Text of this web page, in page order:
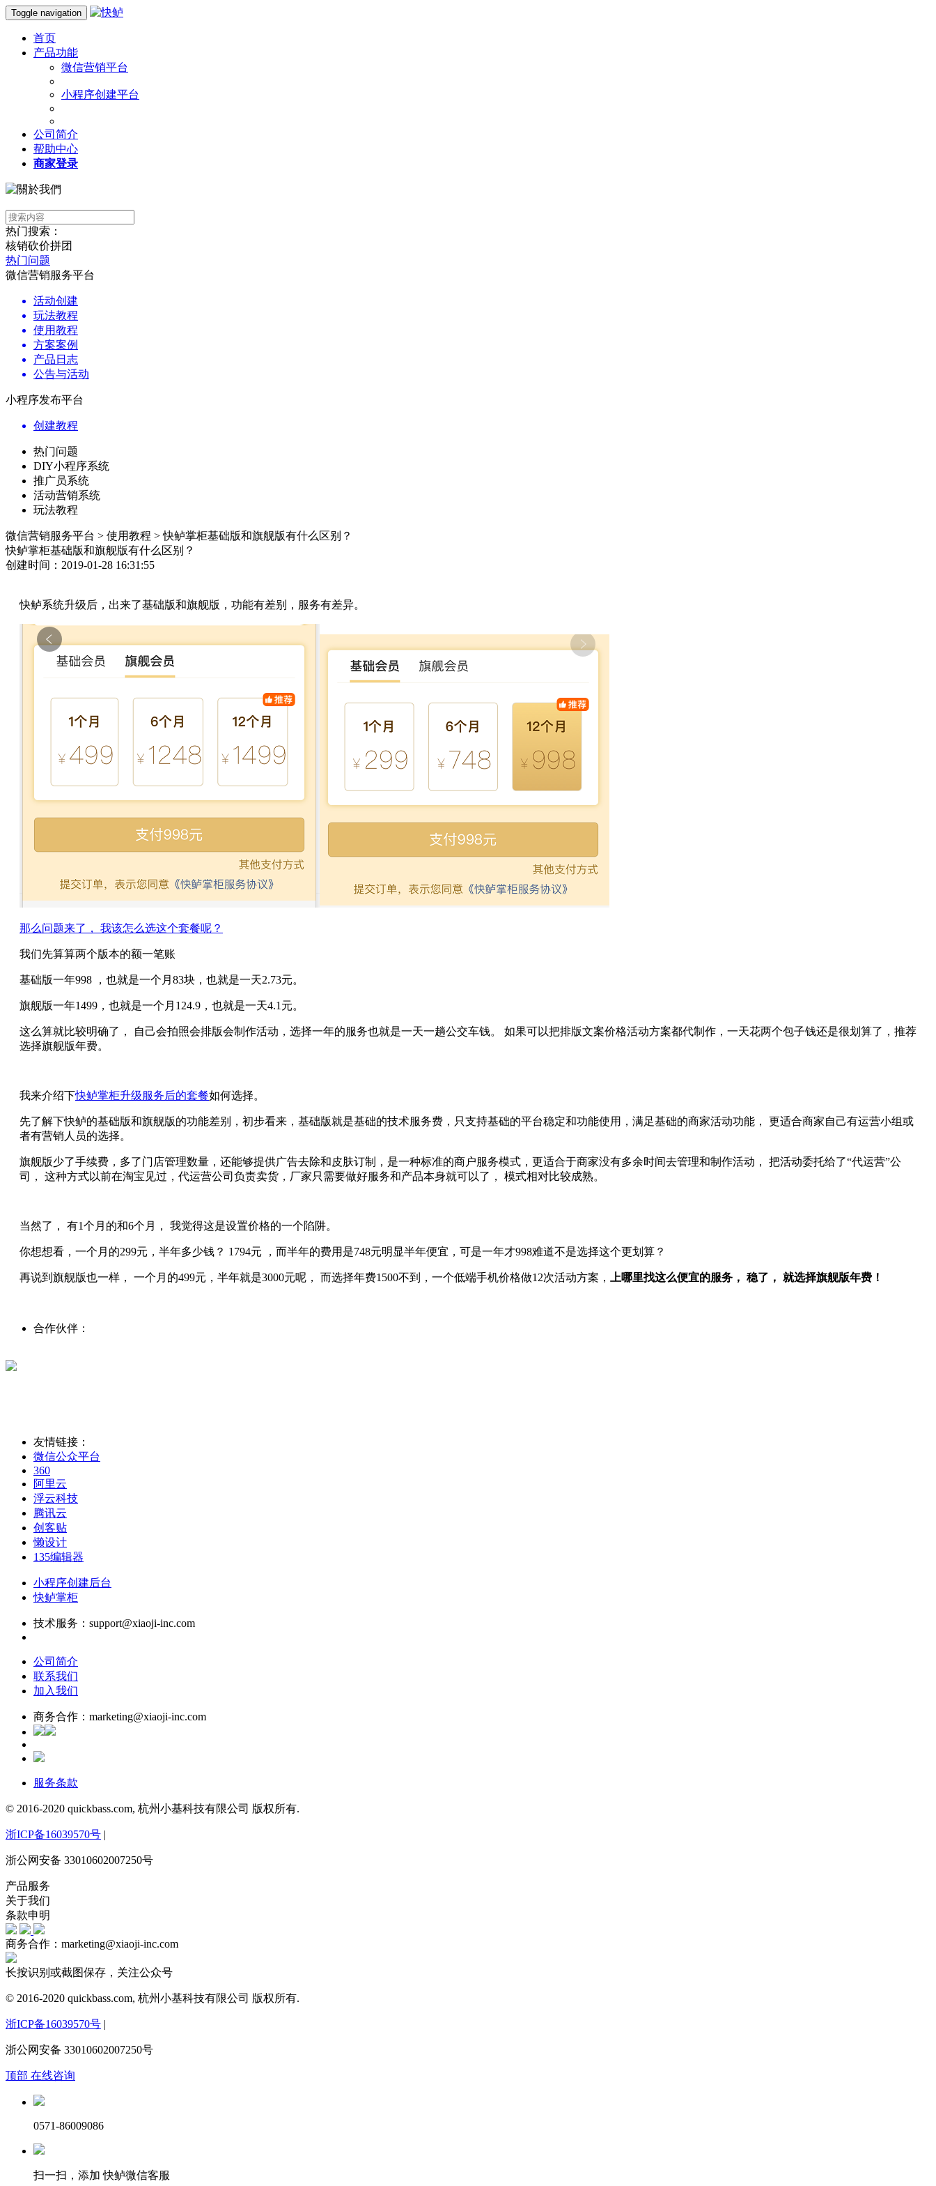
Toggle navigation
首页
产品功能
微信营销平台
小程序创建平台
公司简介
帮助中心
商家登录
热门搜索：
核销砍价拼团
热门问题
微信营销服务平台
活动创建
玩法教程
使用教程
方案案例
产品日志
公告与活动
小程序发布平台
创建教程
热门问题
DIY小程序系统
推广员系统
活动营销系统
玩法教程
微信营销服务平台 > 使用教程 > 快鲈掌柜基础版和旗舰版有什么区别？
快鲈掌柜基础版和旗舰版有什么区别？
创建时间：2019-01-28 16:31:55
快鲈系统升级后，出来了基础版和旗舰版，功能有差别，服务有差异。
那么问题来了， 我该怎么选这个套餐呢？
我们先算算两个版本的额一笔账
基础版一年998 ，也就是一个月83块，也就是一天2.73元。
旗舰版一年1499，也就是一个月124.9，也就是一天4.1元。
这么算就比较明确了， 自己会拍照会排版会制作活动，选择一年的服务也就是一天一趟公交车钱。 如果可以把排版文案价格活动方案都代制作，一天花两个包子钱还是很划算了，推荐
选择旗舰版年费。
我来介绍下快鲈掌柜升级服务后的套餐如何选择。
先了解下快鲈的基础版和旗舰版的功能差别，初步看来，基础版就是基础的技术服务费，只支持基础的平台稳定和功能使用，满足基础的商家活动功能， 更适合商家自己有运营小组或
者有营销人员的选择。
旗舰版少了手续费，多了门店管理数量，还能够提供广告去除和皮肤订制，是一种标准的商户服务模式，更适合于商家没有多余时间去管理和制作活动， 把活动委托给了“代运营”公
司， 这种方式以前在淘宝见过，代运营公司负责卖货，厂家只需要做好服务和产品本身就可以了， 模式相对比较成熟。
当然了， 有1个月的和6个月， 我觉得这是设置价格的一个陷阱。
你想想看，一个月的299元，半年多少钱？ 1794元 ，而半年的费用是748元明显半年便宜，可是一年才998难道不是选择这个更划算？
再说到旗舰版也一样， 一个月的499元，半年就是3000元呢， 而选择年费1500不到，一个低端手机价格做12次活动方案， 上哪里找这么便宜的服务， 稳了， 就选择旗舰版年费！
合作伙伴：
友情链接：
微信公众平台
360
阿里云
浮云科技
腾讯云
创客贴
懒设计
135编辑器
小程序创建后台
快鲈掌柜
技术服务：support@xiaoji-inc.com
公司简介
联系我们
加入我们
商务合作：marketing@xiaoji-inc.com
服务条款
© 2016-2020 quickbass.com, 杭州小基科技有限公司 版权所有.
浙ICP备16039570号 |
浙公网安备 33010602007250号
产品服务
关于我们
条款申明
商务合作：marketing@xiaoji-inc.com
长按识别或截图保存，关注公众号
© 2016-2020 quickbass.com, 杭州小基科技有限公司 版权所有.
浙ICP备16039570号 |
浙公网安备 33010602007250号
顶部 在线咨询
0571-86009086
扫一扫，添加 快鲈微信客服